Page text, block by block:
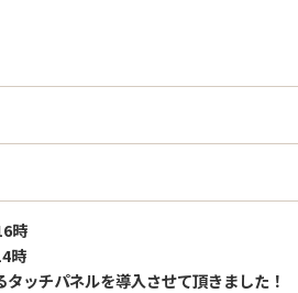
時
ッチパネルを導入させて頂きました！